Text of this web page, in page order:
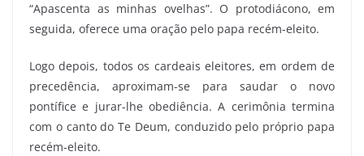
“Apascenta as minhas ovelhas”. O protodiácono, em
seguida, oferece uma oração pelo papa recém-eleito.
Logo depois, todos os cardeais eleitores, em ordem de
precedência, aproximam-se para saudar o novo
pontífice e jurar-lhe obediência. A cerimônia termina
com o canto do Te Deum, conduzido pelo próprio papa
recém-eleito.